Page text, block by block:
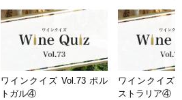
ワインクイズ Vol.73 ポル
トガル④
ワインクイズ
ストラリア④